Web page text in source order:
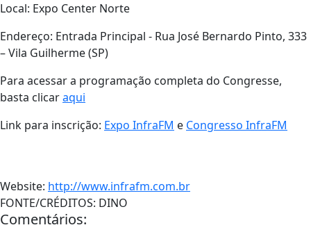
Local: Expo Center Norte
Endereço: Entrada Principal - Rua José Bernardo Pinto, 333
– Vila Guilherme (SP)
Para acessar a programação completa do Congresse,
basta clicaraqui
Link para inscrição: Expo InfraFM e Congresso InfraFM
Website: http://www.infrafm.com.br
FONTE/CRÉDITOS: DINO
Comentários: